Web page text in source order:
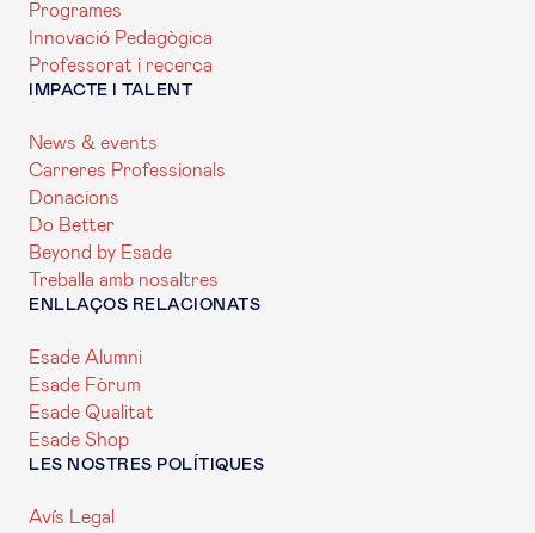
Programes
Innovació Pedagògica
Professorat i recerca
IMPACTE I TALENT
News & events
Carreres Professionals
Donacions
Do Better
Beyond by Esade
Treballa amb nosaltres
ENLLAÇOS RELACIONATS
Esade Alumni
Esade Fòrum
Esade Qualitat
Esade Shop
LES NOSTRES POLÍTIQUES
Avís Legal